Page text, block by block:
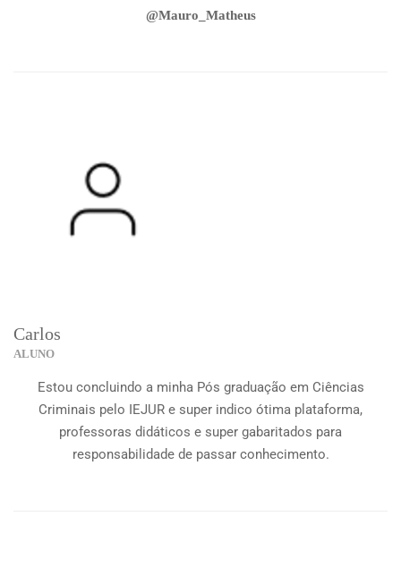
@Mauro_Matheus
Carlos
ALUNO
Estou concluindo a minha Pós graduação em Ciências
Criminais pelo IEJUR e super indico ótima plataforma,
professoras didáticos e super gabaritados para
responsabilidade de passar conhecimento.